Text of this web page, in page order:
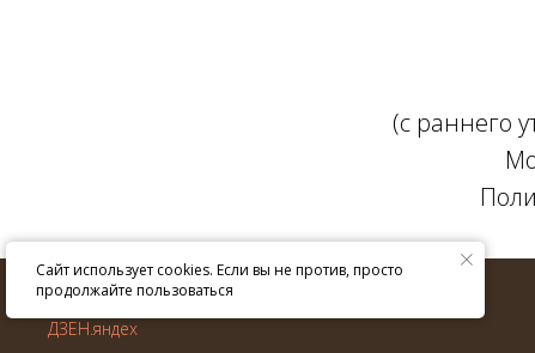
(с раннего
© ИП Крюкова Е.В. 2013–
Все права защищены.
ДЗЕН.яндех
Сайт использует cookies. Если вы не против, просто
продолжайте пользоваться